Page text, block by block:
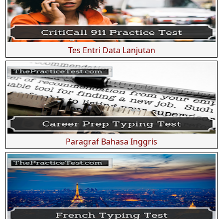
Tes Entri Data Lanjutan
Paragraf Bahasa Inggris